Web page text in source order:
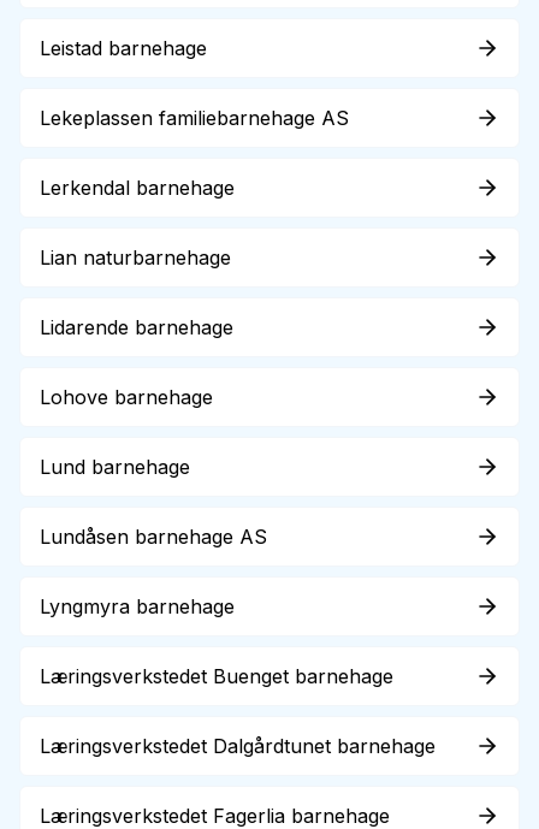
Leistad barnehage
Lekeplassen familiebarnehage AS
Lerkendal barnehage
Lian naturbarnehage
Lidarende barnehage
Lohove barnehage
Lund barnehage
Lundåsen barnehage AS
Lyngmyra barnehage
Læringsverkstedet Buenget barnehage
Læringsverkstedet Dalgårdtunet barnehage
Læringsverkstedet Fagerlia barnehage